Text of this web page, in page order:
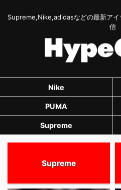
Supreme,Nike,adidasなどの最新ア
信
Nike
PUMA
Supreme
Supreme